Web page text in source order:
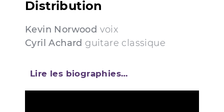
Distribution
Kevin Norwood voix
Cyril Achard guitare classique
Lire les biographies…